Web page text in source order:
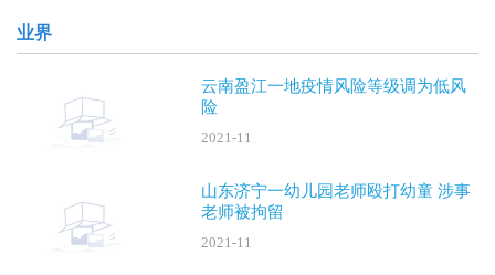
业界
云南盈江一地疫情风险等级调为低风
险
2021-11
山东济宁一幼儿园老师殴打幼童 涉事
老师被拘留
2021-11